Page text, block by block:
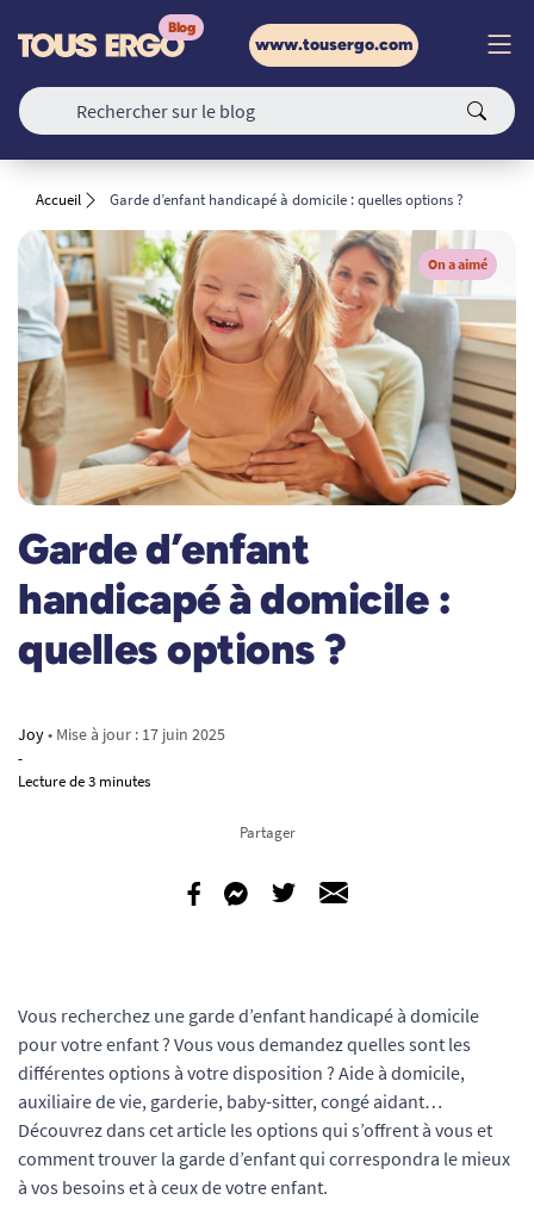
www.tousergo.com
Accueil Garde d’enfant handicapé à domicile : quelles options ?
Garde d’enfant
handicapé à domicile :
quelles options ?
Joy• Mise à jour : 17 juin 2025
-
Lecture de 3 minutes
Partager
On a aimé
Vous recherchez une garde d’enfant handicapé à domicile
pour votre enfant ? Vous vous demandez quelles sont les
différentes options à votre disposition ? Aide à domicile,
auxiliaire de vie, garderie, baby-sitter, congé aidant…
Découvrez dans cet article les options qui s’offrent à vous et
comment trouver la garde d’enfant qui correspondra le mieux
à vos besoins et à ceux de votre enfant.